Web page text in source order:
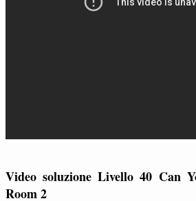
Video soluzione Livello 40 Can
Room 2